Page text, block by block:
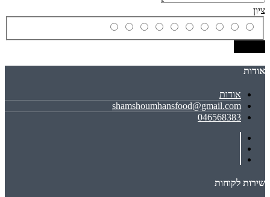
ציון
אודות
אודות
shamshoumhansfood@gmail.com
046568383
שירות לקוחות